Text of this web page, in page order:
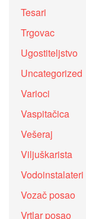
Tesari
Trgovac
Ugostiteljstvo
Uncategorized
Varioci
Vaspitačica
Vešeraj
Viljuškarista
Vodoinstalateri
Vozač posao
Vrtlar posao